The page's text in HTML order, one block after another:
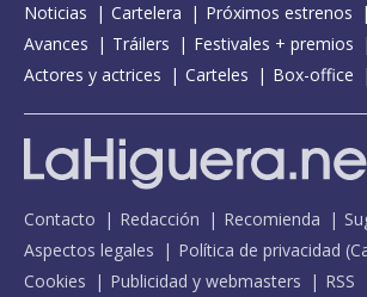
Noticias Cartelera Próximos estrenos
Avances
Tráilers
Festivales + premios
Actores y actrices
Carteles Box-office
Contacto Redacción Recomienda
Aspectos legales
Política de privacidad (
Cookies
Publicidad y webmasters RSS